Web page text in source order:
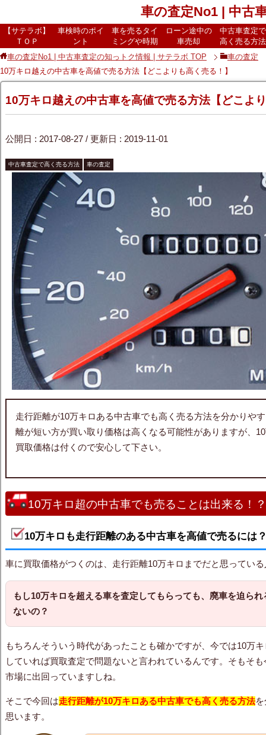
車の査定No1 | 中古
【サテラボ】
ＴＯＰ
車検時のポイ
ント
車を売るタイ
ミングや時期
ローン途中の
車売却
中古車査定で
高く売る方法
車の査定No1 | 中古車査定の知っトク情報 | サテラボ TOP
車の査定
10万キロ越えの中古車を高値で売る方法【どこよりも高く売る！】
10万キロ越えの中古車を高値で売る方法【どこよ
公開日 : 2017-08-27/ 更新日 : 2019-11-01
中古車査定で高く売る方法 車の査定
走行距離が10万キロある中古車でも高く売る方法を分かりや
離が短い方が買い取り価格は高くなる可能性がありますが、
買取価格は付くので安心して下さい。
10万キロ超の中古車でも売ることは出来る！？
10万キロも走行距離のある中古車を高値で売るには
車に買取価格がつくのは、走行距離10万キロまでだと思ってい
もし10万キロを超える車を査定してもらっても、廃車を迫られ
ないの？
もちろんそういう時代があったことも確かですが、今では10万
していれば買取査定で問題ないと言われているんです。そもそ
市場に出回っていますしね。
そこで今回は走行距離が10万キロある中古車でも高く売る方法を
思います。